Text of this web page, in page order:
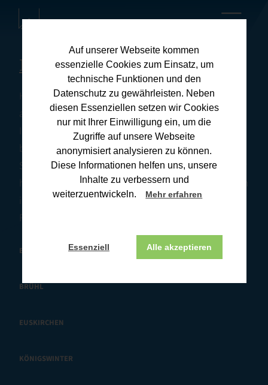
Auf unserer Webseite kommen
essenzielle Cookies zum Einsatz, um
technische Funktionen und den
Datenschutz zu gewährleisten. Neben
diesen Essenziellen setzen wir Cookies
nur mit Ihrer Einwilligung ein, um die
Zugriffe auf unsere Webseite
anonymisiert analysieren zu können.
Diese Informationen helfen uns, unsere
Inhalte zu verbessern und
weiterzuentwickeln.
Mehr erfahren
Essenziell Alle akzeptieren
Kanzleiblog
Hier finden Sie umfassende Informationen zu
aktuellen Steuerthemen und praxisnahen Tipps für
Ihre Steuerangelegenheiten. Unsere Downloads
bieten Ihnen wertvolle Ressourcen, um Ihre
Steuererklärung effizient und korrekt zu erstellen. Wir
halten Sie stets auf dem Laufenden über Änderungen
im Steuerrecht und deren Auswirkungen. Wenn Sie
Fragen haben, melden Sie sich gerne bei uns.
BONN
BRÜHL
EUSKIRCHEN
KÖNIGSWINTER